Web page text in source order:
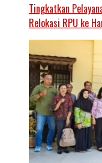
Tingkatkan
Relokasi RPU ke